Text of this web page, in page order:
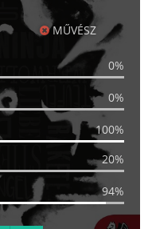
MŰVÉSZ
0%
0%
100%
20%
94%